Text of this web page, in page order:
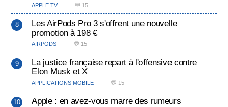
APPLE TV 💬 15
Les AirPods Pro 3 s'offrent une nouvelle
promotion à 198 €
AIRPODS 💬 15
La justice française repart à l'offensive contre
Elon Musk et X
APPLICATIONS MOBILE 💬 15
Apple : en avez-vous marre des rumeurs